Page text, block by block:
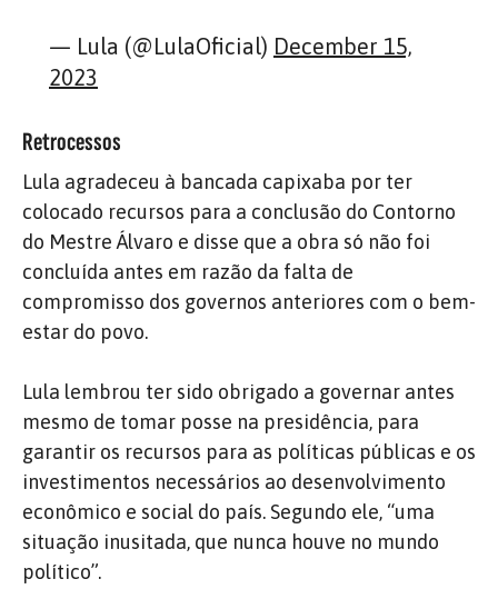
— Lula (@LulaOficial) December 15,
2023
Retrocessos
Lula agradeceu à bancada capixaba por ter
colocado recursos para a conclusão do Contorno
do Mestre Álvaro e disse que a obra só não foi
concluída antes em razão da falta de
compromisso dos governos anteriores com o bem-
estar do povo.
Lula lembrou ter sido obrigado a governar antes
mesmo de tomar posse na presidência, para
garantir os recursos para as políticas públicas e os
investimentos necessários ao desenvolvimento
econômico e social do país. Segundo ele, “uma
situação inusitada, que nunca houve no mundo
político”.